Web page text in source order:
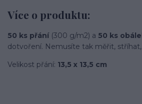
Více o produktu:
50 ks přání(300 g/m2) a 50 ks
dotvoření. Nemusíte tak měřit, stříhat,
Velikost přání: 13,5 x 13,5 cm